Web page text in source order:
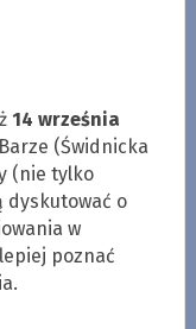
14 września
(Świdnicka
(nie tylko
o
w
poznać